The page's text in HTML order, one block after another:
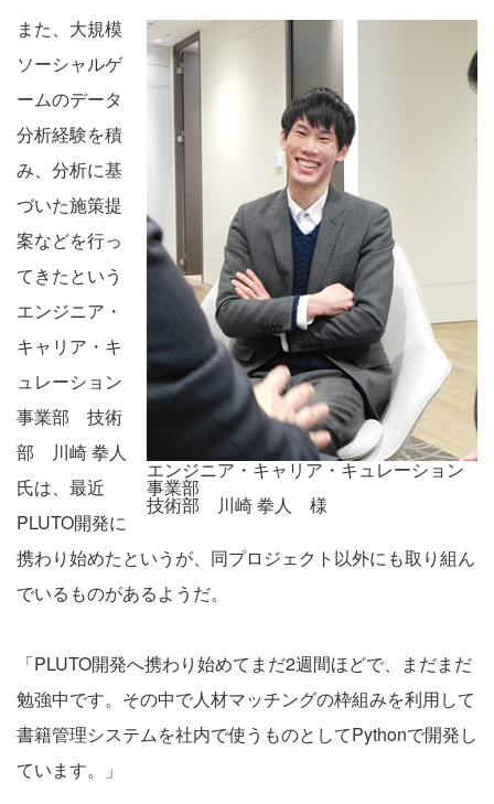
エンジニア・キャリア・キュレーション
事業部
技術部 川崎 拳人 様
また、大規模
ソーシャルゲ
ームのデータ
分析経験を積
み、分析に基
づいた施策提
案などを行っ
てきたという
エンジニア・
キャリア・キ
ュレーション
事業部 技術
部 川崎 拳人
氏は、最近
PLUTO開発に
携わり始めたというが、同プロジェクト以外にも取り組ん
でいるものがあるようだ。
「PLUTO開発へ携わり始めてまだ2週間ほどで、まだまだ
勉強中です。その中で人材マッチングの枠組みを利用して
書籍管理システムを社内で使うものとしてPythonで開発し
ています。」